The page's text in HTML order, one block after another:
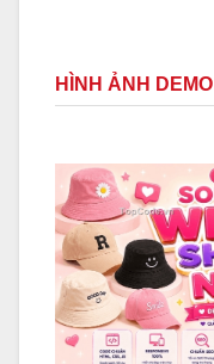
HÌNH ẢNH DEMO